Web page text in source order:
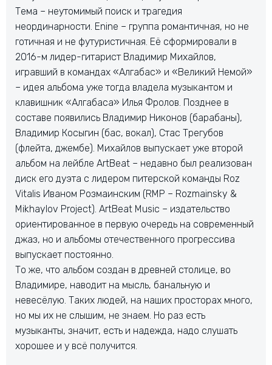
Тема – неутомимый поиск и трагедия
неординарности. Enine – группа романтичная, но не
готичная и не футуристичная. Её сформировали в
2016-м лидер-гитарист Владимир Михайлов,
игравший в командах «Алгабас» и «Великий Немой»
– идея альбома уже тогда владела музыкантом и
клавишник «Алгабаса» Илья Фролов. Позднее в
составе появились Владимир Никонов (барабаны),
Владимир Косыгин (бас, вокал), Стас Трегубов
(флейта, джембе). Михайлов выпускает уже второй
альбом на лейбле ArtBeat – недавно был реализован
диск его дуэта с лидером питерской команды Roz
Vitalis Иваном Розмаинским (RMP – Rozmainsky &
Mikhaylov Project). ArtBeat Music – издательство
ориентированное в первую очередь на современный
джаз, но и альбомы отечественного прогрессива
выпускает постоянно.
То же, что альбом создан в древней столице, во
Владимире, наводит на мысль, банальную и
невесёлую. Таких людей, на наших просторах много,
но мы их не слышим, не знаем. Но раз есть
музыканты, значит, есть и надежда, надо слушать
хорошее и у всё получится.